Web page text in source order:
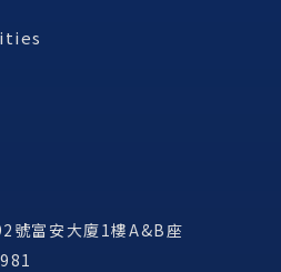
號富安大廈1樓A&B座